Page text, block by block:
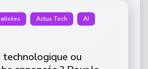
Actus Tech AI
technologique ou